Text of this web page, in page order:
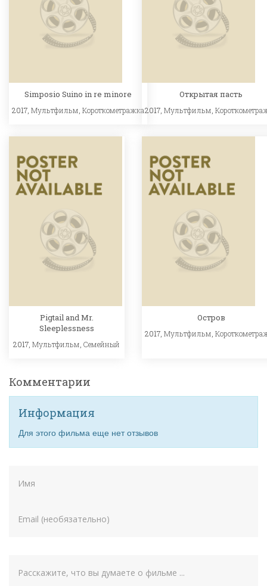
Simposio Suino in re minore
2017, Мультфильм Короткометражка
Открытая пасть
2017,Мультфильм ,
Pigtail and Mr.
Sleeplessness
2017,Мультфильм ,Семейный
Остров
2017,Мультфильм ,
Комментарии
Информация
Для этого фильма еще нет отзывов